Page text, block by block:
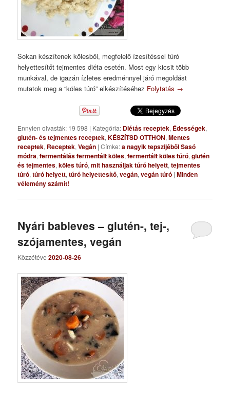
Sokan készítenek kölesből, megfelelő ízesítéssel túró
helyettesítőt tejmentes diéta esetén. Most egy kicsit több
munkával, de igazán ízletes eredménnyel járó megoldást
mutatok meg a “köles túró” elkészítéséhez Folytatás →
Ennyien olvasták: 19 598 | Kategória: Diétás receptek, Édességek,
glutén- és tejmentes receptek,KÉSZÍTSD OTTHON,Mentes
receptek, Receptek,Vegán |Címke:a nagyik tepszijéből Sasó
módra,fermentálás fermentált köles,fermentált köles túró,glutén
és tejmentes,köles túró,mit használjak túró helyett,tejmentes
túró,túró helyett,túró helyettesítő,vegán,vegán túró |Minden
vélemény számít!
Nyári bableves – glutén-, tej-,
szójamentes, vegán
Közzétéve2020-08-26